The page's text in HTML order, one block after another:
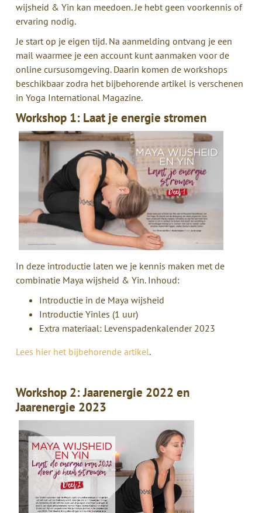
wijsheid & Yin kan meedoen. Je hebt geen voorkennis of
ervaring nodig.
Je start op je eigen tijd. Na aanmelding ontvang je een
mail waarmee je een account kunt aanmaken voor de
online cursusomgeving. Daarin komen de workshops
beschikbaar zodra het bijbehorende artikel is verschenen
in Yoga International Magazine.
Workshop 1: Laat je energie stromen
In deze introductie laten we je kennis maken met de
combinatie Maya wijsheid & Yin. Inhoud:
Introductie in de Maya wijsheid
Introductie Yinles (1 uur)
Extra materiaal: Levenspadenkalender 2023
Lees hier het bijbehorende artikel.
Workshop 2: Jaarenergie 2022 en
Jaarenergie 2023